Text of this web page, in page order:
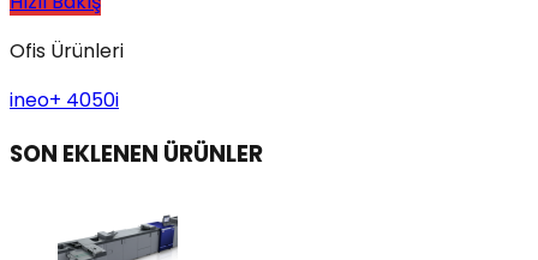
Ofis Ürünleri
ineo+ 4050i
SON EKLENEN ÜRÜNLER